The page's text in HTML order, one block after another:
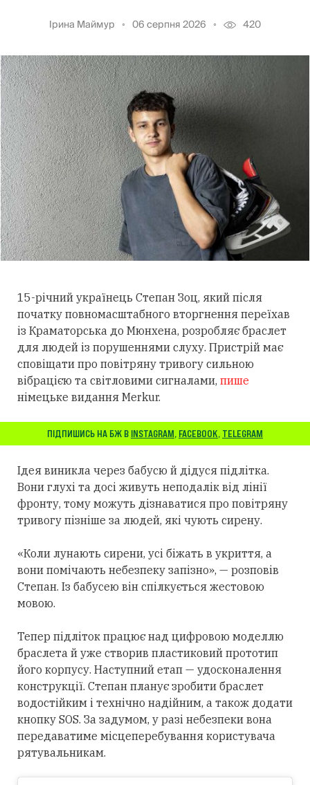
Ірина Маймур 06 серпня 2026 420
15-річний українець Степан Зоц, який після
початку повномасштабного вторгнення переїхав
із Краматорська до Мюнхена, розробляє браслет
для людей із порушеннями слуху. Пристрій має
сповіщати про повітряну тривогу сильною
вібрацією та світловими сигналами, пише
німецьке видання Merkur.
ПІДПИШИСЬ НА БЖ В INSTAGRAM, FACEBOOK, TELEGRAM
Ідея виникла через бабусю й дідуся підлітка.
Вони глухі та досі живуть неподалік від лінії
фронту, тому можуть дізнаватися про повітряну
тривогу пізніше за людей, які чують сирену.
«Коли лунають сирени, усі біжать в укриття, а
вони помічають небезпеку запізно», — розповів
Степан. Із бабусею він спілкується жестовою
мовою.
Тепер підліток працює над цифровою моделлю
браслета й уже створив пластиковий прототип
його корпусу. Наступний етап — удосконалення
конструкції. Степан планує зробити браслет
водостійким і технічно надійним, а також додати
кнопку SOS. За задумом, у разі небезпеки вона
передаватиме місцеперебування користувача
рятувальникам.